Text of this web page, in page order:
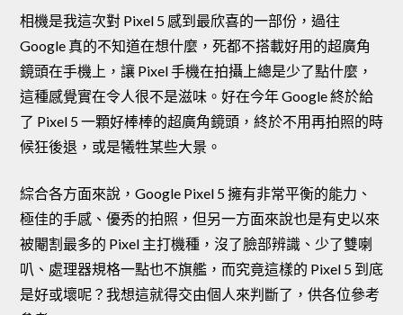
相機是我這次對 Pixel 5 感到最欣喜的一部份，過往
Google 真的不知道在想什麼，死都不搭載好用的超廣角
鏡頭在手機上，讓 Pixel 手機在拍攝上總是少了點什麼，
這種感覺實在令人很不是滋味。好在今年 Google 終於給
了 Pixel 5 一顆好棒棒的超廣角鏡頭，終於不用再拍照的時
候狂後退，或是犧牲某些大景。
綜合各方面來說，Google Pixel 5 擁有非常平衡的能力、
極佳的手感、優秀的拍照，但另一方面來說也是有史以來
被閹割最多的 Pixel 主打機種，沒了臉部辨識、少了雙喇
叭、處理器規格一點也不旗艦，而究竟這樣的 Pixel 5 到底
是好或壞呢？我想這就得交由個人來判斷了，供各位參考